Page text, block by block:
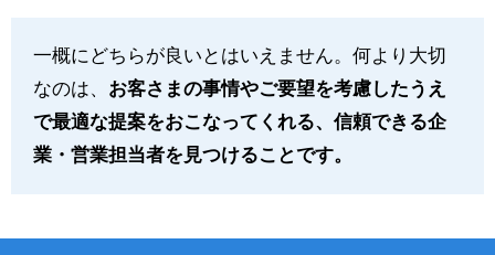
一概にどちらが良いとはいえません。何より大切
なのは、 お客さまの事情やご要望を考慮したうえ
で最適な提案をおこなってくれる、信頼できる企
業・営業担当者を見つけることです。